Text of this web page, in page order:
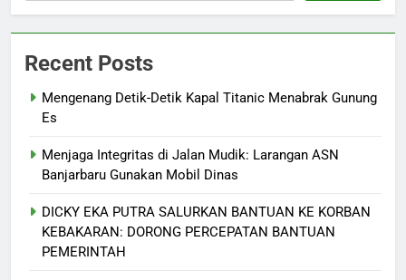
Recent Posts
Mengenang Detik-Detik Kapal Titanic Menabrak Gunung
Es
Menjaga Integritas di Jalan Mudik: Larangan ASN
Banjarbaru Gunakan Mobil Dinas
DICKY EKA PUTRA SALURKAN BANTUAN KE KORBAN
KEBAKARAN: DORONG PERCEPATAN BANTUAN
PEMERINTAH